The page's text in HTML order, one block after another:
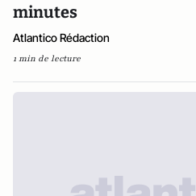
minutes
Atlantico Rédaction
1 min de lecture